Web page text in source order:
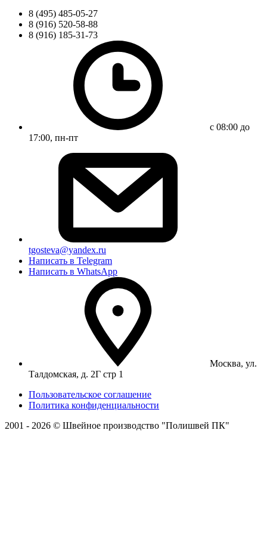
8 (495) 485-05-27
8 (916) 520-58-88
8 (916) 185-31-73
с 08:00 до
17:00, пн-пт
tgosteva@yandex.ru
Написать в Telegram
Написать в WhatsApp
Москва, ул.
Талдомская, д. 2Г стр 1
Пользовательское соглашение
Политика конфиденциальности
2001 - 2026 © Швейное производство "Полишвей ПК"